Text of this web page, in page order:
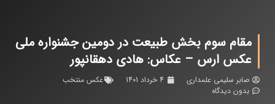
مقام سوم بخش طبیعت در دومین جشنواره ملی
عکس ارس – عکاس: هادی دهقانپور
صابر سلیمی علمداری 4 خرداد 1401
عکس منتخب
بدون دیدگاه